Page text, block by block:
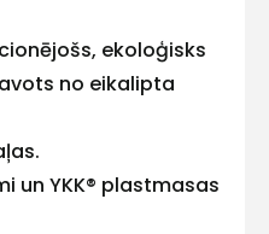
ekoloģisks
no eikalipta
un YKK® plastmasas
mums!
Atbildēsim
pēc
Vārds